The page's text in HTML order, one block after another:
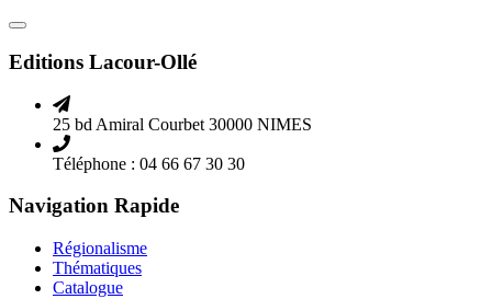
Editions Lacour-Ollé
25 bd Amiral Courbet 30000 NIMES
Téléphone : 04 66 67 30 30
Navigation Rapide
Régionalisme
Thématiques
Catalogue